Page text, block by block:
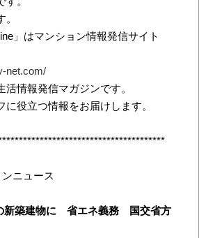
」はマンション情報発信サイト
net.com/
活情報発信マガジンです。
に役立つ情報をお届けします。
ニュース
新築建物に 省エネ義務 国交省方